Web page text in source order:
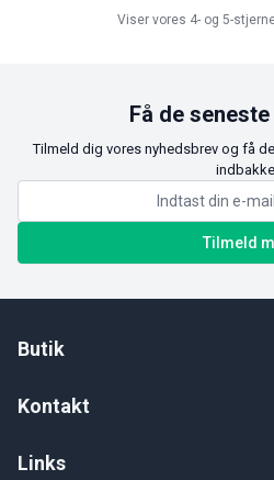
Viser vores 4- og 5-
Få de
Tilmeld dig vores nyhedsbrev og få
indbakke
Tilmeld
Butik
Kontakt
Links